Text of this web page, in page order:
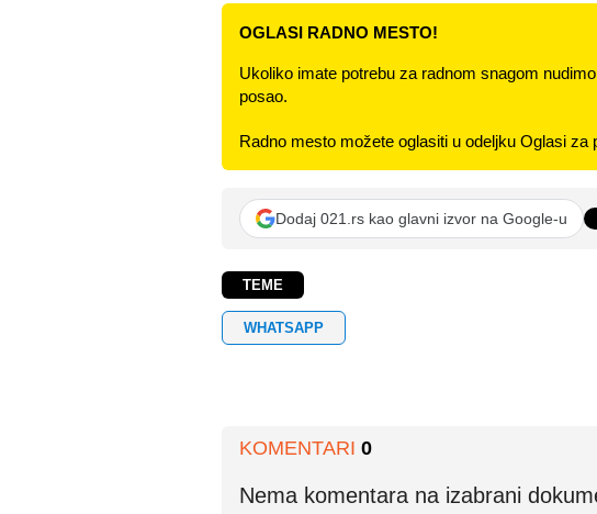
OGLASI RADNO MESTO!
Ukoliko imate potrebu za radnom snagom
posao.
Radno mesto možete oglasiti u odeljku Oglasi
Dodaj 021.rs kao glavni izvor na Google-u
TEME
WHATSAPP
KOMENTARI 0
Nema komentara na izabrani